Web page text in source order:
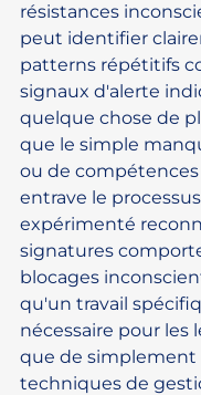
résistances
peut identifier
patterns répétitifs
signaux d'alerte
quelque chose de
que le simple
ou de
entrave le
expérimenté
signatures
blocages
qu'un travail
nécessaire pour les
que de simplement
techniques de